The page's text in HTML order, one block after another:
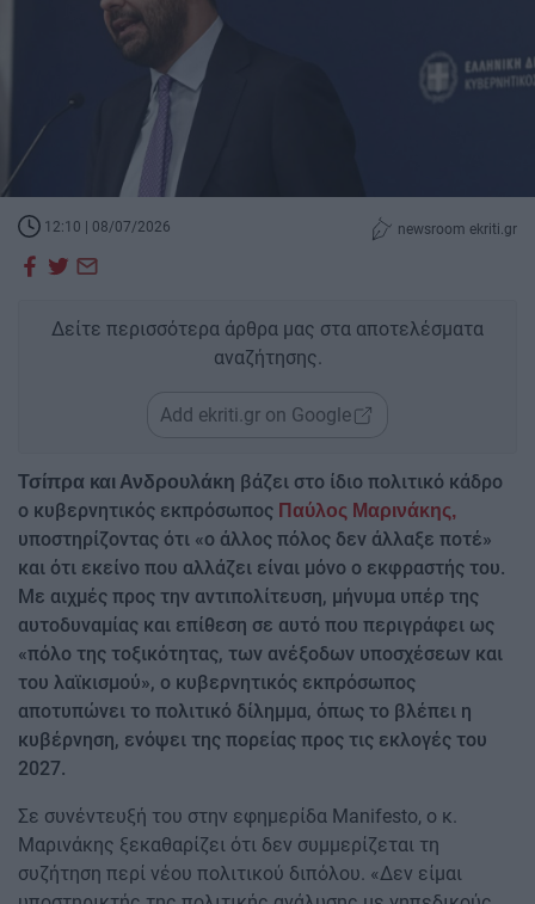
12:10 | 08/07/2026 newsroom ekriti.gr
Δείτε περισσότερα άρθρα μας στα αποτελέσματα
αναζήτησης.
Add ekriti.gr on Google
Τσίπρα και Ανδρουλάκη βάζει στο ίδιο πολιτικό κάδρο
ο κυβερνητικός εκπρόσωπος Παύλος Μαρινάκης,
υποστηρίζοντας ότι «ο άλλος πόλος δεν άλλαξε ποτέ»
και ότι εκείνο που αλλάζει είναι μόνο ο εκφραστής του.
Με αιχμές προς την αντιπολίτευση, μήνυμα υπέρ της
αυτοδυναμίας και επίθεση σε αυτό που περιγράφει ως
«πόλο της τοξικότητας, των ανέξοδων υποσχέσεων και
του λαϊκισμού», ο κυβερνητικός εκπρόσωπος
αποτυπώνει το πολιτικό δίλημμα, όπως το βλέπει η
κυβέρνηση, ενόψει της πορείας προς τις εκλογές του
2027.
Σε συνέντευξή του στην εφημερίδα Manifesto, ο κ.
Μαρινάκης ξεκαθαρίζει ότι δεν συμμερίζεται τη
συζήτηση περί νέου πολιτικού διπόλου. «Δεν είμαι